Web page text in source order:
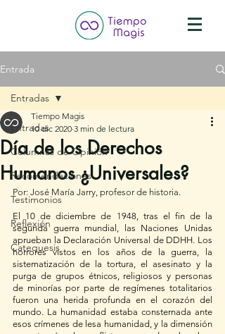
Entrada
Entradas
Columnas de Opinión
Recomendaciones
Testimonios
Reflexión
Catequesis
Entradas
Día de los Derechos
Humanos ¿Universales?
Tiempo Magis
10 dic 2020 3 min de lectura
Por: José María Jarry, profesor de historia.
El 10 de diciembre de 1948, tras el fin de la
segunda guerra mundial, las Naciones Unidas
aprueban la Declaración Universal de DDHH. Los
horrores vistos en los años de la guerra, la
sistematización de la tortura, el asesinato y la
purga de grupos étnicos, religiosos y personas
de minorías por parte de regímenes totalitarios
fueron una herida profunda en el corazón del
mundo. La humanidad estaba consternada ante
esos crímenes de lesa humanidad, y la dimensión